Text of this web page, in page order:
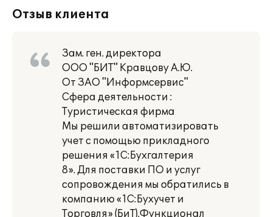
Отзыв клиента
Зам. ген. директора
ООО "БИТ" Кравцову А.Ю.
От ЗАО "Информсервис"
Сфера деятельности :
Туристическая фирма
Мы решили автоматизировать
учет с помощью прикладного
решения «1С:Бухгалтерия
8». Для поставки ПО и услуг
сопровождения мы обратились в
компанию «1С:Бухучет и
Торговля» (БиТ).Функционал